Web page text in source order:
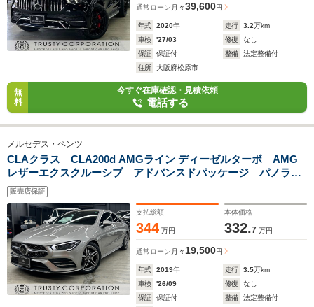
通常ローン 月々39,600円
年式 2020年 走行 3.2万km
車検
'27/03 修復
なし
保証
保証付 整備
法定整備付
住所
大阪府松原市
無
料
今すぐ在庫確認・見積依頼
電話する
メルセデス・ベンツ
CLAクラス CLA200d AMGライン ディーゼルターボ AMG
レザーエクスクルーシブ アドバンスドパッケージ パノラミ
ックスライディングルーフ グレー×黒レザーシート ヘッド
アップディスプレイ 360度カメラ パワーシート シートヒ
ーター AMG18インチAW
販売店保証
支払総額
344 万円
本体価格
332.7 万円
通常ローン 月々 19,500円
年式 2019年 走行 3.5万km
車検
'26/09 修復
なし
保証
保証付 整備
法定整備付